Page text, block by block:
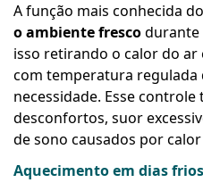
A função mais conhecida
o ambiente frescodurante
isso retirando o calor do
com temperatura regulada
necessidade. Esse
desconfortos, suor
de sono causados por
Aquecimento em dias frios